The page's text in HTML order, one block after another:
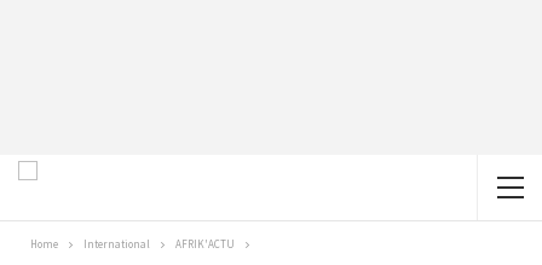
Home International AFRIK'ACTU